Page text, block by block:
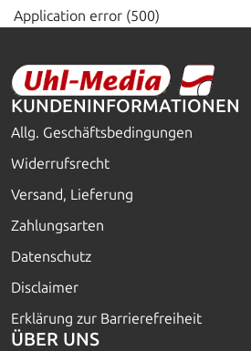
Application error (500)
KUNDENINFORMATIONEN
Allg. Geschäftsbedingungen
Widerrufsrecht
Versand, Lieferung
Zahlungsarten
Datenschutz
Disclaimer
Erklärung zur Barrierefreiheit
ÜBER UNS